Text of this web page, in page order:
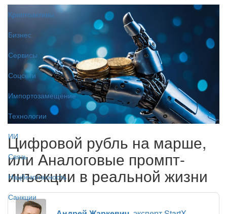
Криптоактивы
Бизнес
Сервисы
Соцсети
Импортозамещение
Технологии
ИИ
Связь
Нацбезопасность
Санкции
Цифровой рубль на марше,
или Аналоговые промпт-
инъекции в реальной жизни